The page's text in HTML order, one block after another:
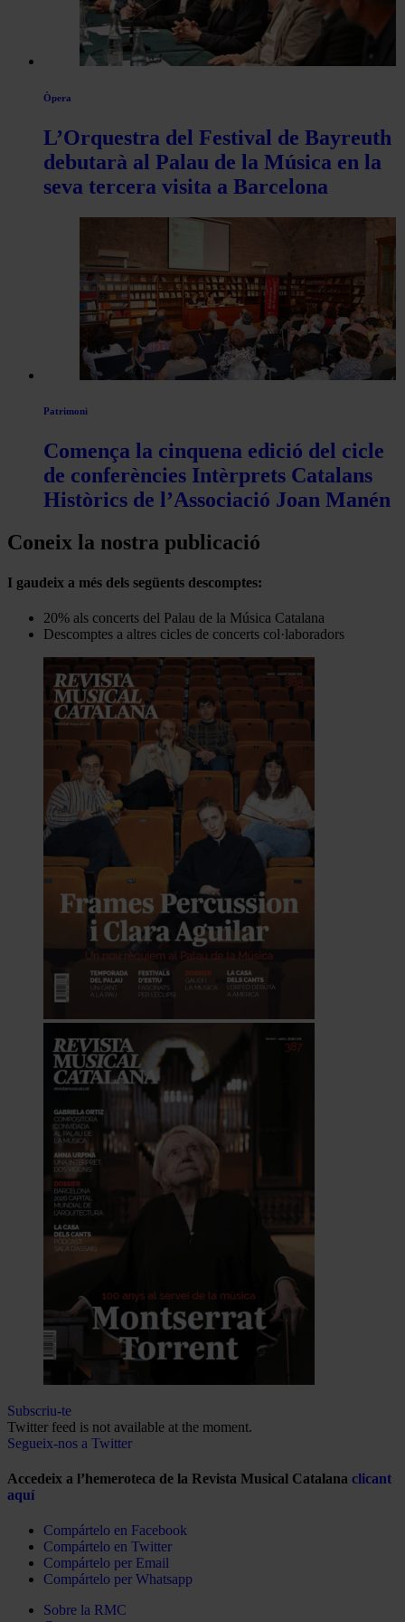
Òpera
L’Orquestra del Festival de Bayreuth
debutarà al Palau de la Música en la
seva tercera visita a Barcelona
Patrimoni
Comença la cinquena edició del cicle
de conferències Intèrprets Catalans
Històrics de l’Associació Joan Manén
Coneix la nostra publicació
I gaudeix a més dels següents descomptes:
20% als concerts del Palau de la Música Catalana
Descomptes a altres cicles de concerts col·laboradors
Subscriu-te
Twitter feed is not available at the moment.
Segueix-nos a Twitter
Accedeix a l’hemeroteca de la Revista Musical Catalana clicant
aquí
Compártelo en Facebook
Compártelo en Twitter
Compártelo per Email
Compártelo per Whatsapp
Sobre la RMC